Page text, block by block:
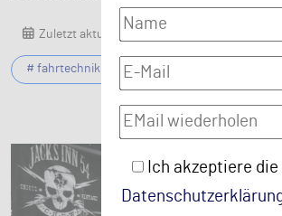
Ich akzeptiere die
Zuletzt aktualisiert: 08. Januar 2022
# fahrtechnik # enduro